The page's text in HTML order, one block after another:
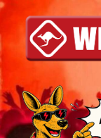
Inhalt
springen